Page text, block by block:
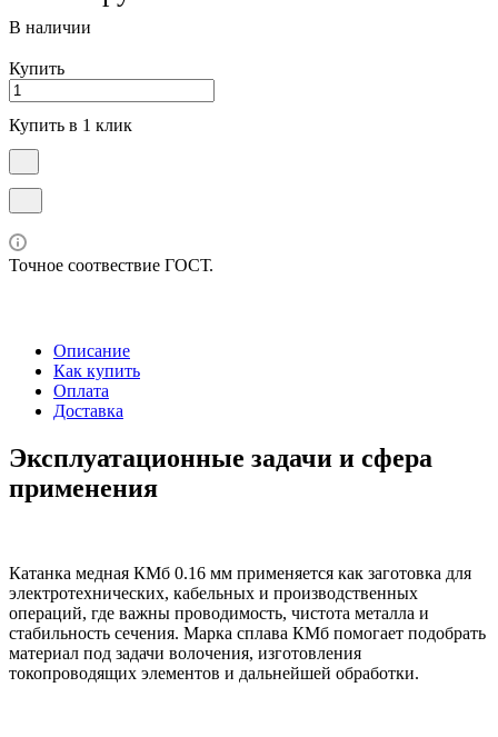
В наличии
Купить
Купить в 1 клик
Точное соотвествие ГОСТ.
Описание
Как купить
Оплата
Доставка
Эксплуатационные задачи и сфера
применения
Катанка медная КМб 0.16 мм применяется как заготовка для
электротехнических, кабельных и производственных
операций, где важны проводимость, чистота металла и
стабильность сечения. Марка сплава КМб помогает подобрать
материал под задачи волочения, изготовления
токопроводящих элементов и дальнейшей обработки.